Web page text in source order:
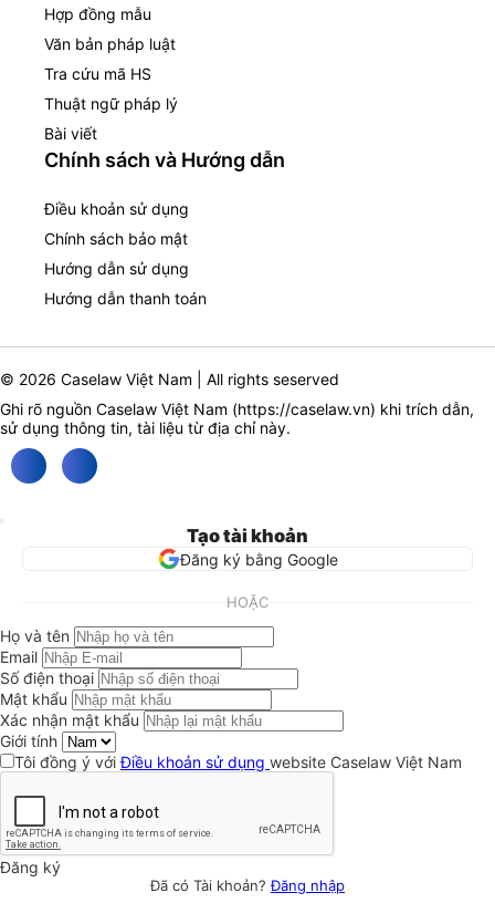
Hợp đồng mẫu
Văn bản pháp luật
Tra cứu mã HS
Thuật ngữ pháp lý
Bài viết
Chính sách và Hướng dẫn
Điều khoản sử dụng
Chính sách bảo mật
Hướng dẫn sử dụng
Hướng dẫn thanh toán
© 2026 Caselaw Việt Nam | All rights seserved
Ghi rõ nguồn Caselaw Việt Nam (https://caselaw.vn) khi trích dẫn,
sử dụng thông tin, tài liệu từ địa chỉ này.
Tạo tài khoản
Đăng ký bằng Google
HOẶC
Họ và tên
Email
Số điện thoại
Mật khẩu
Xác nhận mật khẩu
Giới tính
Tôi đồng ý vớiĐiều khoản sử dụng website Caselaw Việt Nam
Đăng ký
Đã có Tài khoản?Đăng nhập